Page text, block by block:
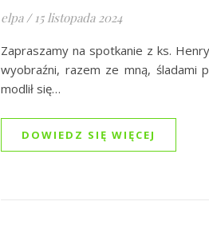
elpa / 15 listopada 2024
Zapraszamy na spotkanie z ks.
wyobraźni, razem ze mną, śladami
modlił się…
DOWIEDZ SIĘ WIĘCEJ